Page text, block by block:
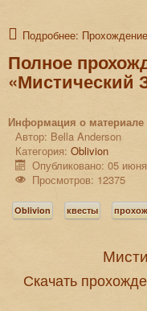
Подробнее:
Полное
«Мистический
Информация о материале
Автор: Bella Anderson
Категория: Oblivion
Опубликовано: 05
Просмотров: 12375
Oblivion квесты
Скачать